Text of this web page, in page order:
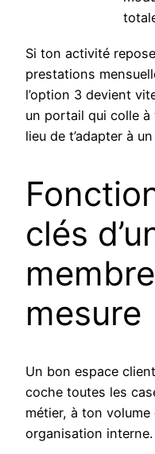
Si ton activité
prestations
l’option 3 devient
un portail qui colle
lieu de t’adapter à
clés
mesure
Un bon espace
coche toutes les
métier, à ton
organisation interne.